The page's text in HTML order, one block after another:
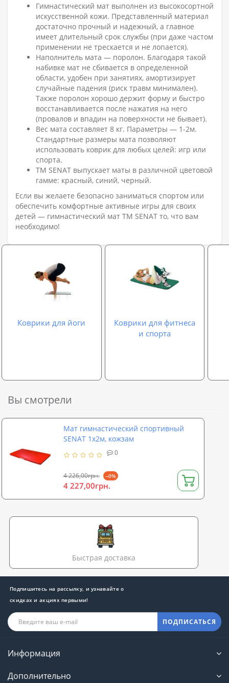
Гимнастический мат выполнен из высокосортной
искусственной кожи. Представленный материал
достаточно прочный и надежный, а главное
имеет длительный срок службы (при даже частом
применении не трескается и не лопается).
Наполнитель мата — поролон. Благодаря такой
набивке мат не сбивается в определенной
области, удобен при занятиях, амортизирует
случайные падения (риск травм минимален).
Также поролон хорошо держит форму и быстро
восстанавливается после нажатия на него
(провалов и впадин на поверхности не бывает).
Вес мата составляет 8 кг. Параметры — 1-2м.
Стандартные размеры мата позволяют
использовать коврик для любых целей: игр или
спорта.
ТМ SENAT выпускает маты в различной цветовой
гамме: красный, синий, черный.
Если вы желаете безопасно заниматься спортом или
обеспечить комфортные активные игры для своих
детей — гимнастический мат ТМ SENAT то, что вам
необходимо!
Коврики для йоги
Коврики для фитнеса
и спорта
Вы смотрели
Мат гимнастический спортивный
SENAT 1х2м, кожзам
0
4 226,00грн. --0%
4 227,00грн.
Быстрая доставка
Подпишитесь на рассылку, и узнавайте о
скидках и акциях первыми!
ПОДПИСАТЬСЯ
Информация
Дополнительно